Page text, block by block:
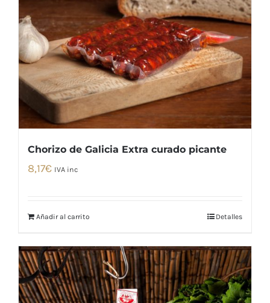
Chorizo de Galicia Extra curado picante
8,17€ IVA inc
Añadir al carrito Detalles